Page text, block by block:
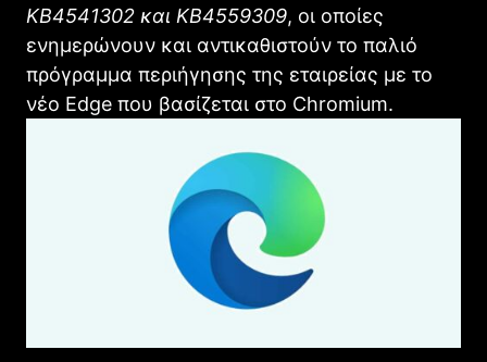
KB4541302 και KB4559309, οι οποίες
ενημερώνουν και αντικαθιστούν το παλιό
πρόγραμμα περιήγησης της εταιρείας με το
νέο Edge που βασίζεται στο Chromium.